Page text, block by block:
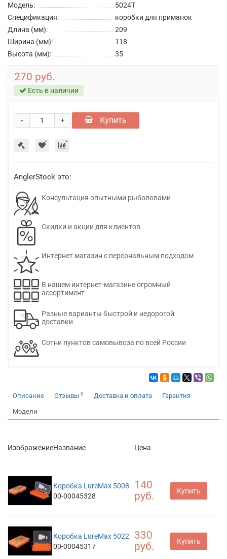
Модель:
5024T
Спецификация:
коробки для приманок
Длина (мм):
209
Ширина (мм):
118
Высота (мм):
35
270 руб.
Есть в наличии
+
- Купить
AnglerStock это:
Консультация опытными рыболовами
Скидки и акции для клиентов
Интернет магазин с персональным подходом
В нашем интернет-магазине огромный
ассортимент
Разные варианты быстрой и недорогой
доставки
Сотни пунктов самовывоза по всей России
Описание Отзывы 0 Доставка и оплата Гарантия
Модели
ИзображениеНазвание Цена
Коробка LureMax 5008
00-00045328
140
руб.
Купить
Коробка LureMax 5022
00-00045317
330
руб.
Купить